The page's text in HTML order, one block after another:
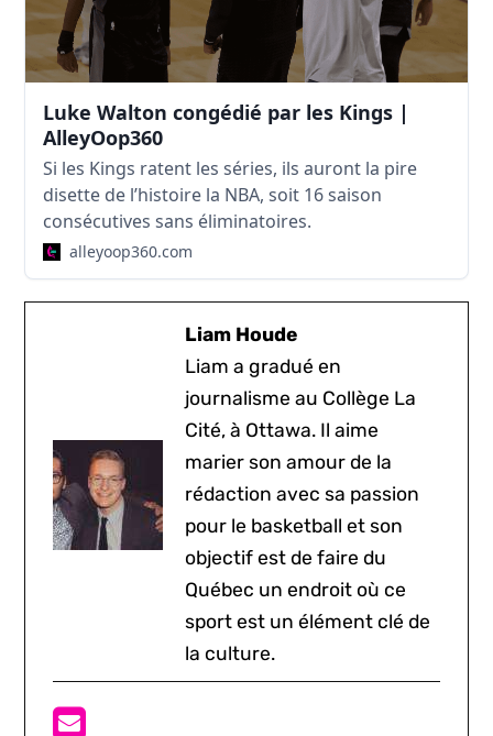
Luke Walton congédié par les Kings |
AlleyOop360
Si les Kings ratent les séries, ils auront la pire
disette de l’histoire la NBA, soit 16 saison
consécutives sans éliminatoires.
alleyoop360.com
Liam Houde
Liam a gradué en
journalisme au Collège La
Cité, à Ottawa. Il aime
marier son amour de la
rédaction avec sa passion
pour le basketball et son
objectif est de faire du
Québec un endroit où ce
sport est un élément clé de
la culture.